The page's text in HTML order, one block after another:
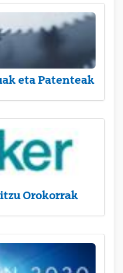
eta Patenteak
Orokorrak